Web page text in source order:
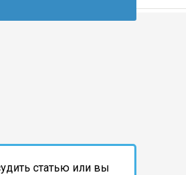
статью или вы